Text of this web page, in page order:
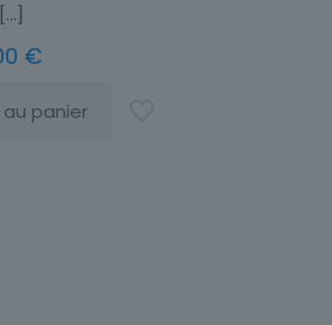
[…]
€
panier